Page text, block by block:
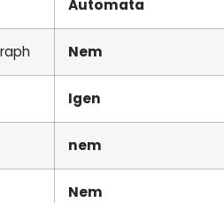
Automata
Nem
Igen
nem
Nem